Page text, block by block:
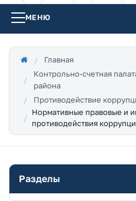
МЕНЮ
Главная
Контрольно-счетная
района
Противодействие
Нормативные правовые и
противодействия
Разделы